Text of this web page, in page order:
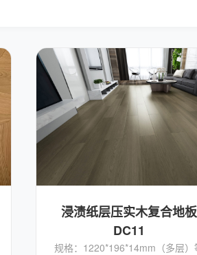
浸渍纸层压实木复合地板
DC11
规格：1220*196*14mm（多层）